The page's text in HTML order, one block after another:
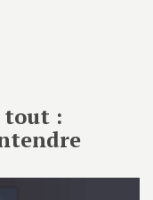
tout :